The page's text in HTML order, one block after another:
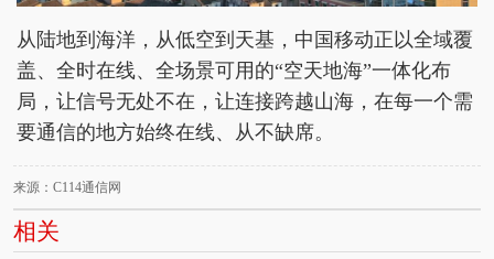
从陆地到海洋，从低空到天基，中国移动正以全域覆
盖、全时在线、全场景可用的“空天地海”一体化布
局，让信号无处不在，让连接跨越山海，在每一个需
要通信的地方始终在线、从不缺席。
来源：C114通信网
相关